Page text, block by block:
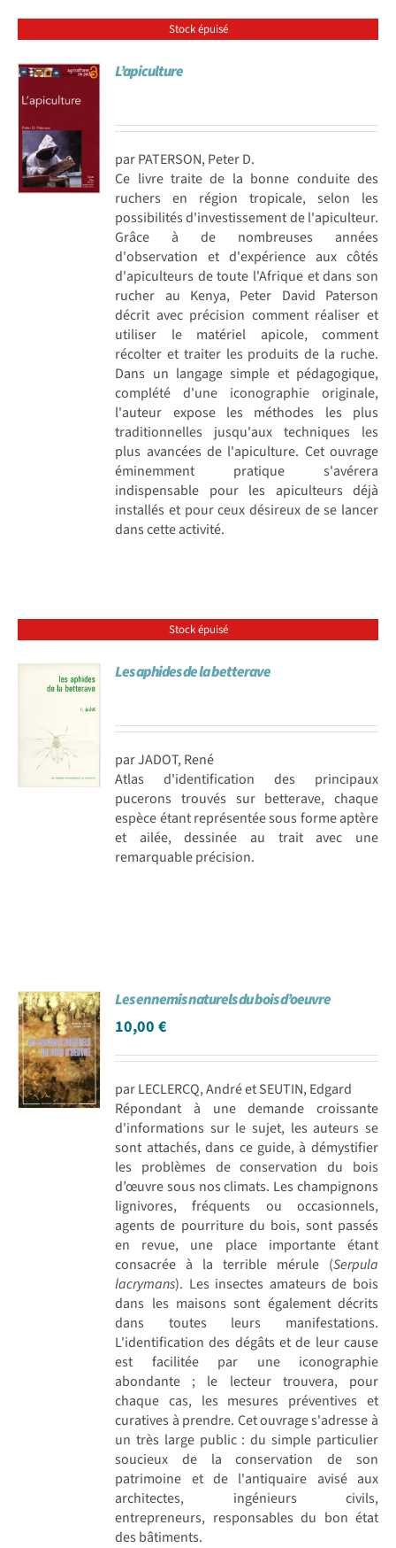
Stock épuisé
L’apiculture
par PATERSON, Peter D.
Ce livre traite de la bonne conduite des
ruchers en région tropicale, selon les
possibilités d'investissement de l'apiculteur.
Grâce à de nombreuses années
d'observation et d'expérience aux côtés
d'apiculteurs de toute l'Afrique et dans son
rucher au Kenya, Peter David Paterson
décrit avec précision comment réaliser et
utiliser le matériel apicole, comment
récolter et traiter les produits de la ruche.
Dans un langage simple et pédagogique,
complété d'une iconographie originale,
l'auteur expose les méthodes les plus
traditionnelles jusqu'aux techniques les
plus avancées de l'apiculture. Cet ouvrage
éminemment pratique s'avérera
indispensable pour les apiculteurs déjà
installés et pour ceux désireux de se lancer
dans cette activité.
Stock épuisé
Les aphides de la betterave
par JADOT, René
Atlas d'identification des principaux
pucerons trouvés sur betterave, chaque
espèce étant représentée sous forme aptère
et ailée, dessinée au trait avec une
remarquable précision.
Les ennemis naturels du bois d’oeuvre
10,00€
par LECLERCQ, André et SEUTIN, Edgard
Répondant à une demande croissante
d'informations sur le sujet, les auteurs se
sont attachés, dans ce guide, à démystifier
les problèmes de conservation du bois
d’œuvre sous nos climats. Les champignons
lignivores, fréquents ou occasionnels,
agents de pourriture du bois, sont passés
en revue, une place importante étant
consacrée à la terrible mérule (Serpula
lacrymans). Les insectes amateurs de bois
dans les maisons sont également décrits
dans toutes leurs manifestations.
L'identification des dégâts et de leur cause
est facilitée par une iconographie
abondante ; le lecteur trouvera, pour
chaque cas, les mesures préventives et
curatives à prendre. Cet ouvrage s'adresse à
un très large public : du simple particulier
soucieux de la conservation de son
patrimoine et de l'antiquaire avisé aux
architectes, ingénieurs civils,
entrepreneurs, responsables du bon état
des bâtiments.